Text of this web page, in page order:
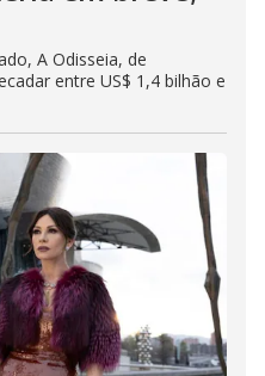
A Odisseia, de
entre US$ 1,4 bilhão e